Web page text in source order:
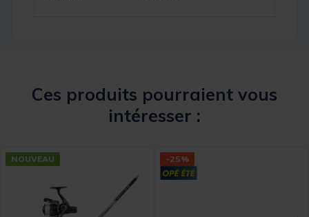
Ces produits pourraient vous
intéresser :
NOUVEAU -25%